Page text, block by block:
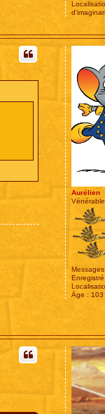
Aurélien
Messages
Âge : 103